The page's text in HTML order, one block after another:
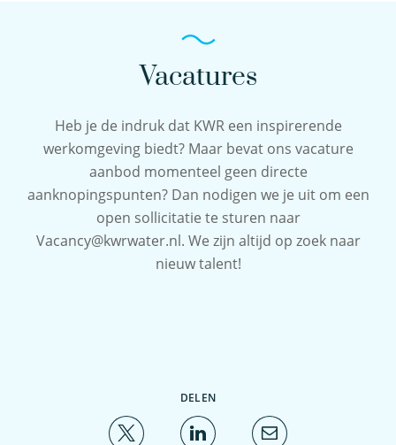
Vacatures
Heb je de indruk dat KWR een inspirerende
werkomgeving biedt? Maar bevat ons vacature
aanbod momenteel geen directe
aanknopingspunten? Dan nodigen we je uit om een
open sollicitatie te sturen naar
Vacancy@kwrwater.nl. We zijn altijd op zoek naar
nieuw talent!
DELEN